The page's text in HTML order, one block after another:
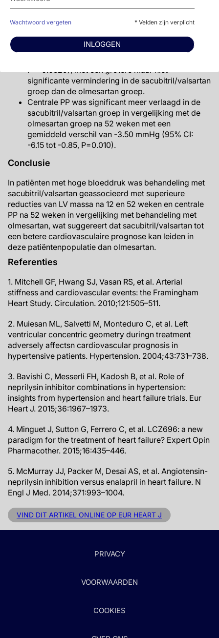
Wachtwoord vergeten * Velden zijn verplicht
INLOGGEN
en 52 weken resulteerde in
behandelingsverschillen van LV massa index van
respectievelijk -3.57 g/m2 (95% CI: -7.32 tot 0.18),
P = 0.0529), met een grotere maar niet
significante vermindering in de sacubitril/valsartan
groep dan de olmesartan groep.
Centrale PP was significant meer verlaagd in de
sacubitril/valsartan groep in vergelijking met de
olmesartan groep na 52 weken met een
gemiddeld verschil van -3.50 mmHg (95% CI:
-6.15 tot -0.85, P=0.010).
Conclusie
In patiënten met hoge bloeddruk was behandeling met
sacubitril/valsartan geassocieerd met superieure
reducties van LV massa na 12 en 52 weken en centrale
PP na 52 weken in vergelijking met behandeling met
olmesartan, wat suggereert dat sacubitril/valsartan tot
een betere cardiovasculaire prognose kan leiden in
deze patiëntenpopulatie dan olmesartan.
Referenties
1. Mitchell GF, Hwang SJ, Vasan RS, et al. Arterial
stiffness and cardiovascular events: the Framingham
Heart Study. Circulation. 2010;121:505–511.
2. Muiesan ML, Salvetti M, Monteduro C, et al. Left
ventricular concentric geometry duringn treatment
adversely affectsn cardiovascular prognosis in
hypertensive patients. Hypertension. 2004;43:731–738.
3. Bavishi C, Messerli FH, Kadosh B, et al. Role of
neprilysin inhibitor combinations in hypertension:
insights from hypertension and heart failure trials. Eur
Heart J. 2015;36:1967–1973.
4. Minguet J, Sutton G, Ferrero C, et al. LCZ696: a new
paradigm for the treatment of heart failure? Expert Opin
Pharmacother. 2015;16:435–446.
5. McMurray JJ, Packer M, Desai AS, et al. Angiotensin-
neprilysin inhibition versus enalapril in heart failure. N
Engl J Med. 2014;371:993–1004.
VIND DIT ARTIKEL ONLINE OP EUR HEART J
PRIVACY
VOORWAARDEN
COOKIES